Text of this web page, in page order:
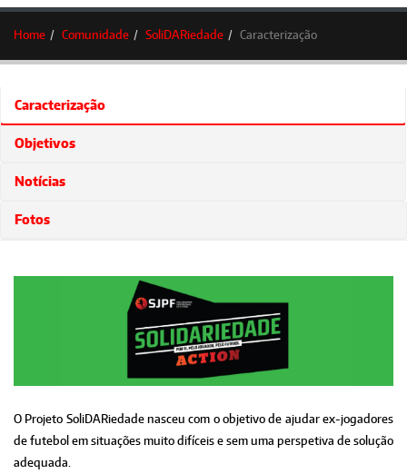
Home Comunidade SoliDARiedade Caracterização
Caracterização
Objetivos
Notícias
Fotos
O Projeto SoliDARiedade nasceu com o objetivo de ajudar ex-jogadores
de futebol em situações muito difíceis e sem uma perspetiva de solução
adequada.